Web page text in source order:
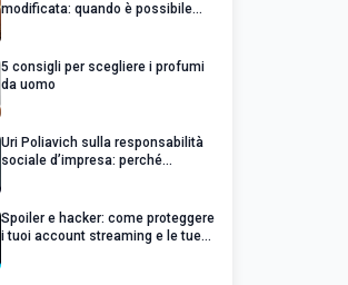
modificata: quando è possibile
5 consigli per scegliere i profumi
da uomo
Uri Poliavich sulla responsabilità
sociale d’impresa: perché
Spoiler e hacker: come proteggere
i tuoi account streaming e le tue